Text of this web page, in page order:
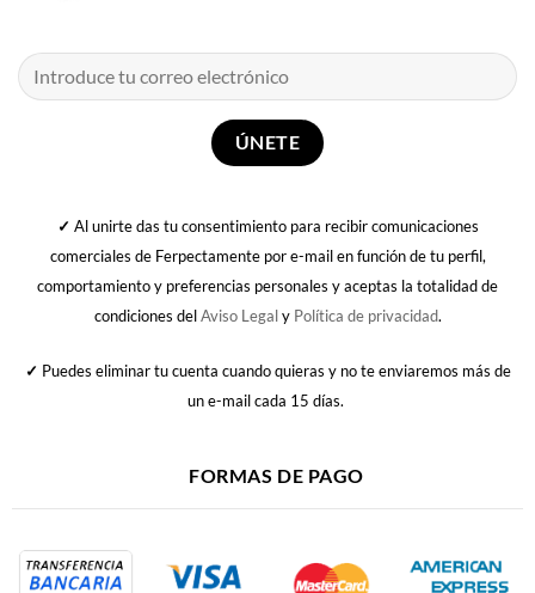
✓ Al unirte das tu consentimiento para recibir comunicaciones
comerciales de Ferpectamente por e-mail en función de tu perfil,
comportamiento y preferencias personales y aceptas la totalidad de
condiciones delAviso Legaly Política de privacidad.
✓ Puedes eliminar tu cuenta cuando quieras y no te enviaremos más de
un e-mail cada 15 días.
FORMAS DE PAGO